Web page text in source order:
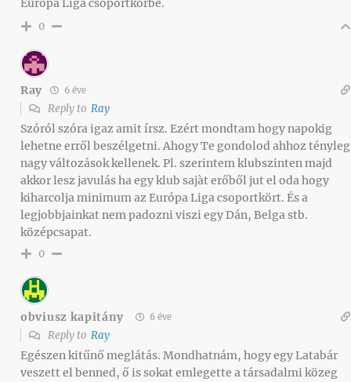
Európa Liga csoportkörbe.
0
Ray 6 éve
Reply to Ray
Szóról szóra igaz amit írsz. Ezért mondtam hogy napokig
lehetne erről beszélgetni. Ahogy Te gondolod ahhoz tényleg
nagy változások kellenek. Pl. szerintem klubszinten majd
akkor lesz javulás ha egy klub sajàt erőből jut el oda hogy
kiharcolja minimum az Európa Liga csoportkört. És a
legjobbjainkat nem padozni viszi egy Dán, Belga stb.
középcsapat.
0
obviusz kapitány 6 éve
Reply to Ray
Egészen kitűnő meglátás. Mondhatnám, hogy egy Latabár
veszett el benned, ő is sokat emlegette a társadalmi közeg